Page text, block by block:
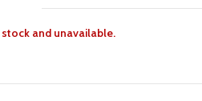
and unavailable.